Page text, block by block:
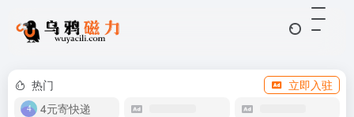
热门
立即入驻
4元寄快递